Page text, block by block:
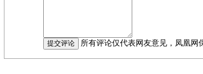
所有评论仅代表网友意见，凤凰网